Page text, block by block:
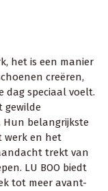
het is een manier
creëren,
dag speciaal voelt.
gewilde
Hun belangrijkste
werk en het
trekt van
LU BOO biedt
tot meer avant-